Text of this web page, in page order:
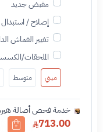
مقبض جديد
إصلاح /
تغيير القماش
الملحقات/
ميني متوسط
خدمة فحص أصالة
713.00